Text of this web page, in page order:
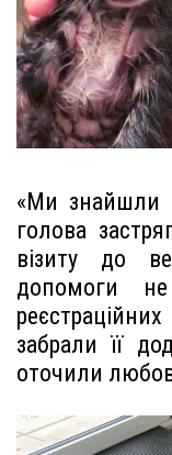
«Ми знайшли
голова
візиту до
допомоги
забрали її
оточили